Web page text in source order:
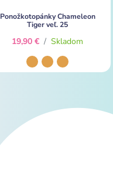
Ponožkotopánky Chameleon
Tiger veľ. 25
19,90 € / Skladom